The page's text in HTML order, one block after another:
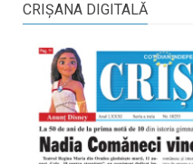
CRIŞANA DIGITALĂ